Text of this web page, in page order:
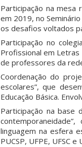
Participação na mesa
em 2019, no
os desafios voltados
Participação no
Profissional em Letras
de professores da
Coordenação do
escolares”, que
Educação Básica.
Participação na base
linguagem na esfera
PUCSP, UFPE, UFSC